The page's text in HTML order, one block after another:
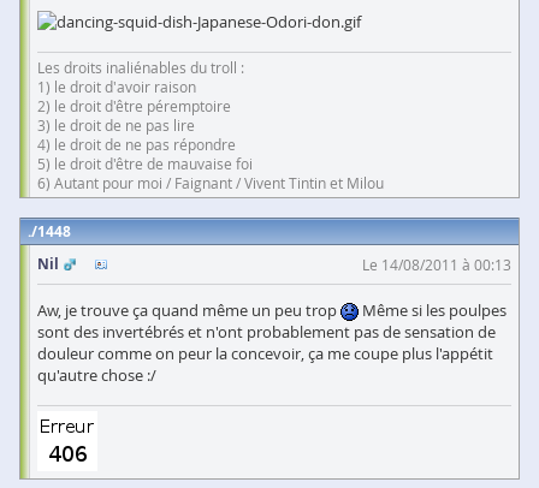
Les droits inaliénables du troll :
1) le droit d'avoir raison
2) le droit d'être péremptoire
3) le droit de ne pas lire
4) le droit de ne pas répondre
5) le droit d'être de mauvaise foi
6) Autant pour moi / Faignant / Vivent Tintin et Milou
1448
Nil
Le 14/08/2011 à 00:13
Aw, je trouve ça quand même un peu trop
Même si les poulpes
sont des invertébrés et n'ont probablement pas de sensation de
douleur comme on peur la concevoir, ça me coupe plus l'appétit
qu'autre chose :/